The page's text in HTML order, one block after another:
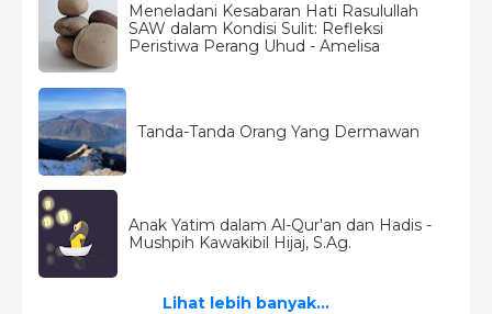
Meneladani Kesabaran Hati Rasulullah
SAW dalam Kondisi Sulit: Refleksi
Peristiwa Perang Uhud - Amelisa
Tanda-Tanda Orang Yang Dermawan
Anak Yatim dalam Al-Qur'an dan Hadis -
Mushpih Kawakibil Hijaj, S.Ag.
Lihat lebih banyak...